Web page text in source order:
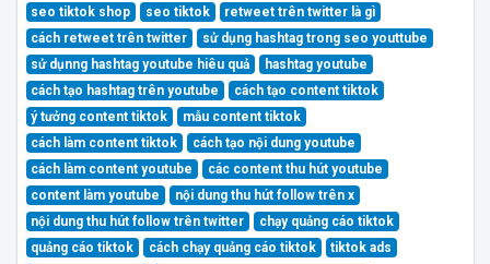
seo tiktok shop
seo tiktok
retweet trên twitter là gì
cách retweet trên twitter
sử dụng hashtag trong seo youttube
sử dụnng hashtag youtube hiêu quả
hashtag youtube
cách tạo hashtag trên youtube
cách tạo content tiktok
ý tưởng content tiktok
mẫu content tiktok
cách làm content tiktok
cách tạo nội dung youtube
cách làm content youtube
các content thu hút youtube
content làm youtube
nội dung thu hút follow trên x
nội dung thu hút follow trên twitter
chạy quảng cáo tiktok
quảng cáo tiktok
cách chạy quảng cáo tiktok
tiktok ads